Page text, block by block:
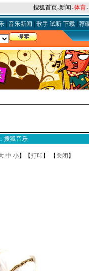
搜狐首页-新闻-体育-
| 音乐新闻 歌手 试听 下载| 荐
搜狐音乐
中 小】【打印 】 【 关闭 】